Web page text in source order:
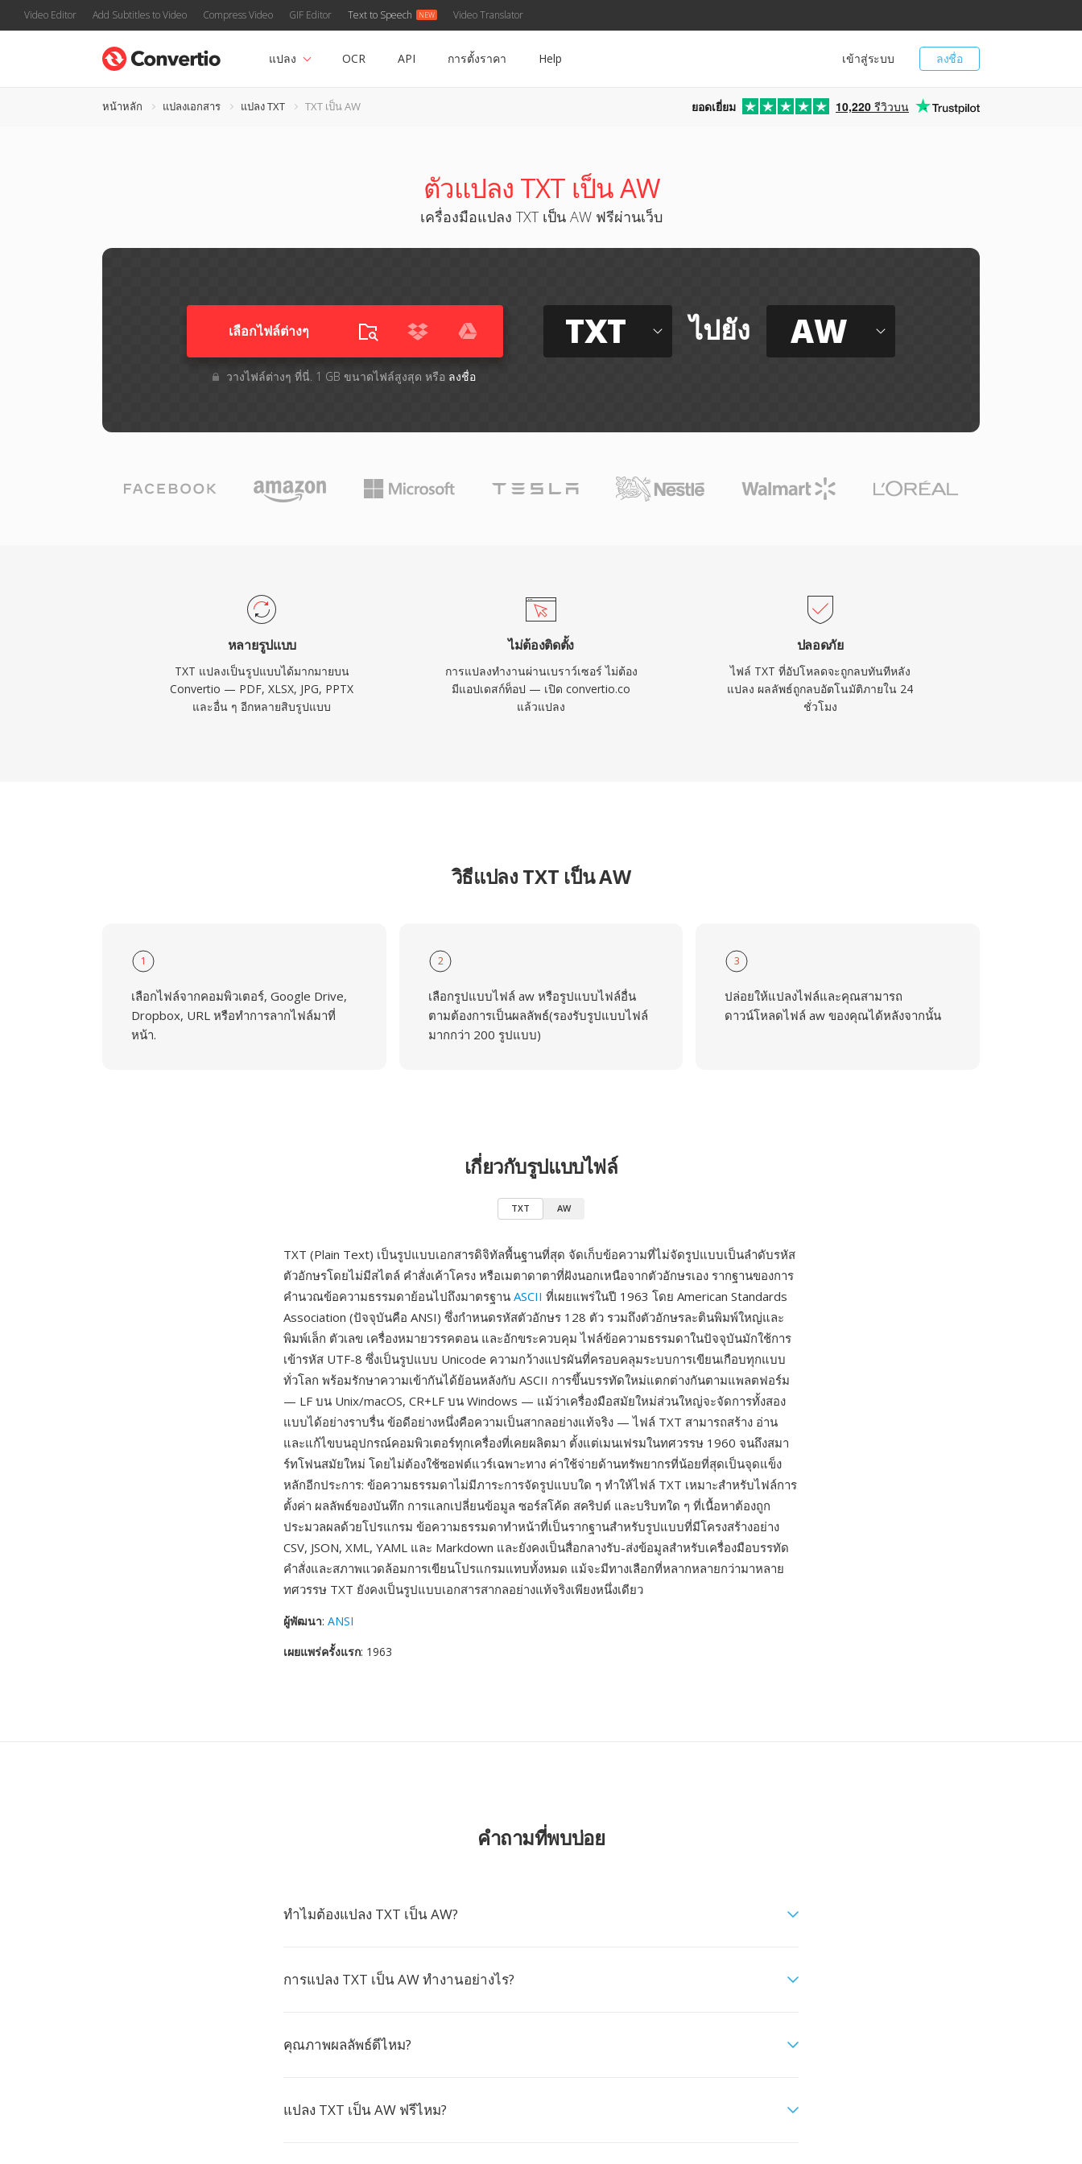
Video Editor Add Subtitles to Video Compress Video GIF Editor Text to Speech Video Translator
ลงชื่อ
เข้าสู่ระบบ
แปลง OCR API การตั้งราคา Help
หน้าหลัก แปลงเอกสาร แปลง TXT TXT เป็น AW ยอดเยี่ยม 10,220 รีวิวบน
ตัวแปลง TXT เป็น AW
เครื่องมือแปลง TXT เป็น AW ฟรีผ่านเว็บ
เลือกไฟล์ต่างๆ​
วางไฟล์ต่างๆ​ ที่นี่. 1 GB ขนาดไฟล์สูงสุด หรือ ลงชื่อ
TXT ไปยัง AW
หลายรูปแบบ
TXT แปลงเป็นรูปแบบได้มากมายบน
Convertio — PDF, XLSX, JPG, PPTX
และอื่น ๆ อีกหลายสิบรูปแบบ
ไม่ต้องติดตั้ง
การแปลงทำงานผ่านเบราว์เซอร์ ไม่ต้อง
มีแอปเดสก์ท็อป — เปิด convertio.co
แล้วแปลง
ปลอดภัย
ไฟล์ TXT ที่อัปโหลดจะถูกลบทันทีหลัง
แปลง ผลลัพธ์ถูกลบอัตโนมัติภายใน 24
ชั่วโมง
วิธีแปลง TXT เป็น AW
1
เลือกไฟล์จากคอมพิวเตอร์, Google Drive,
Dropbox, URL หรือทำการลากไฟล์มาที่
หน้า.
2
เลือกรูปแบบไฟล์ aw หรือรูปแบบไฟล์อื่น
ตามต้องการเป็นผลลัพธ์(รองรับรูปแบบไฟล์
มากกว่า 200 รูปแบบ)
3
ปล่อยให้แปลงไฟล์และคุณสามารถ
ดาวน์โหลดไฟล์ aw ของคุณได้หลังจากนั้น
เกี่ยวกับรูปแบบไฟล์
TXT AW
TXT (Plain Text) เป็นรูปแบบเอกสารดิจิทัลพื้นฐานที่สุด จัดเก็บข้อความที่ไม่จัดรูปแบบเป็นลำดับรหัส
ตัวอักษรโดยไม่มีสไตล์ คำสั่งเค้าโครง หรือเมตาดาตาที่ฝังนอกเหนือจากตัวอักษรเอง รากฐานของการ
คำนวณข้อความธรรมดาย้อนไปถึงมาตรฐาน ASCII ที่เผยแพร่ในปี 1963 โดย American Standards
Association (ปัจจุบันคือ ANSI) ซึ่งกำหนดรหัสตัวอักษร 128 ตัว รวมถึงตัวอักษรละตินพิมพ์ใหญ่และ
พิมพ์เล็ก ตัวเลข เครื่องหมายวรรคตอน และอักขระควบคุม ไฟล์ข้อความธรรมดาในปัจจุบันมักใช้การ
เข้ารหัส UTF-8 ซึ่งเป็นรูปแบบ Unicode ความกว้างแปรผันที่ครอบคลุมระบบการเขียนเกือบทุกแบบ
ทั่วโลก พร้อมรักษาความเข้ากันได้ย้อนหลังกับ ASCII การขึ้นบรรทัดใหม่แตกต่างกันตามแพลตฟอร์ม
— LF บน Unix/macOS, CR+LF บน Windows — แม้ว่าเครื่องมือสมัยใหม่ส่วนใหญ่จะจัดการทั้งสอง
แบบได้อย่างราบรื่น ข้อดีอย่างหนึ่งคือความเป็นสากลอย่างแท้จริง — ไฟล์ TXT สามารถสร้าง อ่าน
และแก้ไขบนอุปกรณ์คอมพิวเตอร์ทุกเครื่องที่เคยผลิตมา ตั้งแต่เมนเฟรมในทศวรรษ 1960 จนถึงสมา
ร์ทโฟนสมัยใหม่ โดยไม่ต้องใช้ซอฟต์แวร์เฉพาะทาง ค่าใช้จ่ายด้านทรัพยากรที่น้อยที่สุดเป็นจุดแข็ง
หลักอีกประการ: ข้อความธรรมดาไม่มีภาระการจัดรูปแบบใด ๆ ทำให้ไฟล์ TXT เหมาะสำหรับไฟล์การ
ตั้งค่า ผลลัพธ์ของบันทึก การแลกเปลี่ยนข้อมูล ซอร์สโค้ด สคริปต์ และบริบทใด ๆ ที่เนื้อหาต้องถูก
ประมวลผลด้วยโปรแกรม ข้อความธรรมดาทำหน้าที่เป็นรากฐานสำหรับรูปแบบที่มีโครงสร้างอย่าง
CSV, JSON, XML, YAML และ Markdown และยังคงเป็นสื่อกลางรับ-ส่งข้อมูลสำหรับเครื่องมือบรรทัด
คำสั่งและสภาพแวดล้อมการเขียนโปรแกรมแทบทั้งหมด แม้จะมีทางเลือกที่หลากหลายกว่ามาหลาย
ทศวรรษ TXT ยังคงเป็นรูปแบบเอกสารสากลอย่างแท้จริงเพียงหนึ่งเดียว
ผู้พัฒนา: ANSI
เผยแพร่ครั้งแรก: 1963
คำถามที่พบบ่อย
ทำไมต้องแปลง TXT เป็น AW?
การแปลง TXT เป็น AW ทำงานอย่างไร?
คุณภาพผลลัพธ์ดีไหม?
แปลง TXT เป็น AW ฟรีไหม?